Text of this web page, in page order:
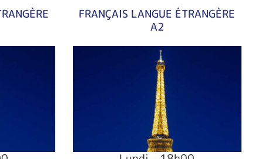
FRANÇAIS LANGUE ÉTRANGÈRE
A2